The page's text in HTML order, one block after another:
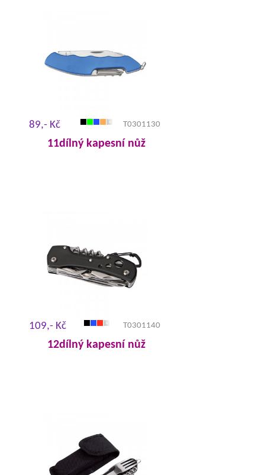
89,- Kč T0301130
11dílný kapesní nůž
109,- Kč T0301140
12dílný kapesní nůž